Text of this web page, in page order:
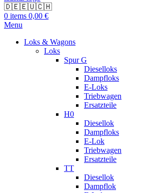
🇩🇪🇪🇺🇨🇭
0 items 0,00 €
Menu
Loks & Wagons
Loks
Spur G
Dieselloks
Dampfloks
E-Loks
Triebwagen
Ersatzteile
H0
Diesellok
Dampfloks
E-Lok
Triebwagen
Ersatzteile
TT
Diesellok
Dampflok